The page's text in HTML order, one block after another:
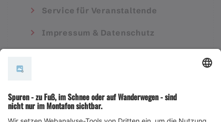
Service für Veranstaltende
Impressum & Datenschutz